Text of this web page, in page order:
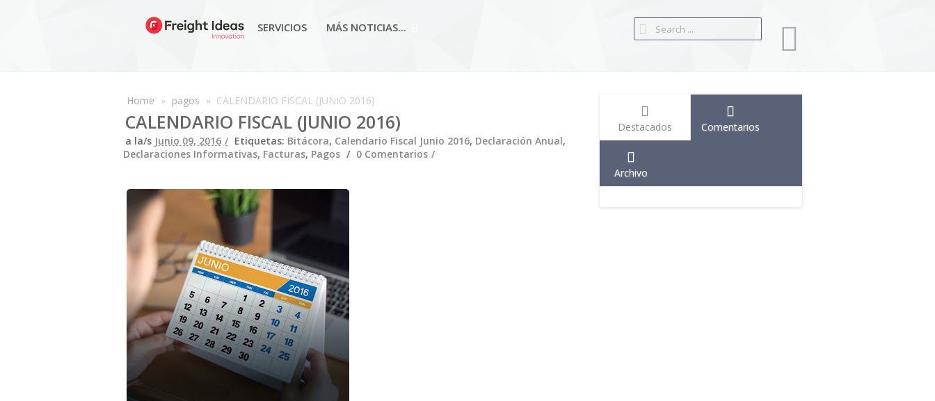
SERVICIOS MÁS NOTICIAS...
Home » pagos » CALENDARIO FISCAL (JUNIO 2016)
CALENDARIO FISCAL (JUNIO 2016)
a la/s Junio 09, 2016 Etiquetas: Bitácora, Calendario Fiscal Junio 2016, Declaración Anual,
Declaraciones Informativas, Facturas, Pagos 0 Comentarios
Destacados Comentarios
Archivo